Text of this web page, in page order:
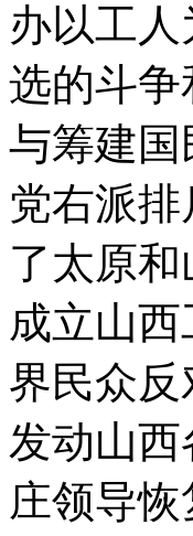
办以工
选的斗
与筹建
党右派
了太原
成立山
界民众
发动山
庄领导